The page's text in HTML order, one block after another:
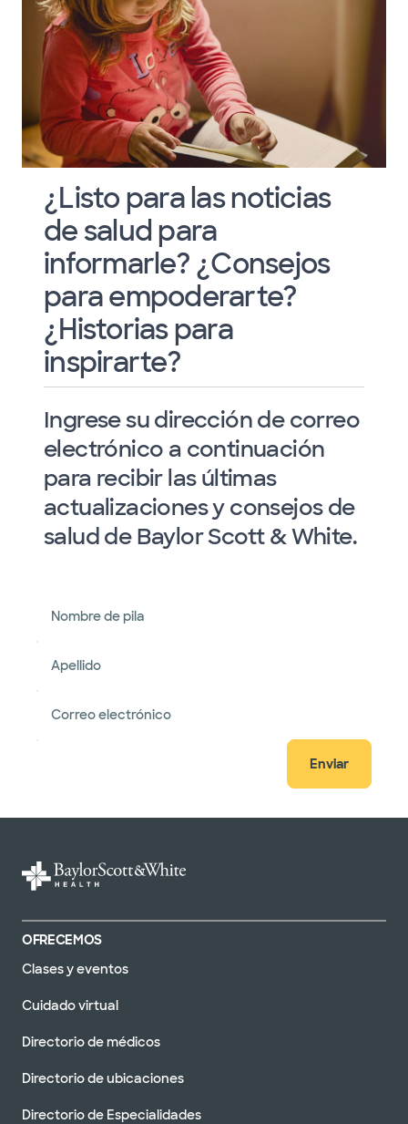
¿Listo para las noticias
de salud para
informarle? ¿Consejos
para empoderarte?
¿Historias para
inspirarte?
Ingrese su dirección de correo
electrónico a continuación
para recibir las últimas
actualizaciones y consejos de
salud de Baylor Scott & White.
Nombre de pila
Apellido
Correo electrónico
Enviar
OFRECEMOS
Clases y eventos
Cuidado virtual
Directorio de médicos
Directorio de ubicaciones
Directorio de Especialidades